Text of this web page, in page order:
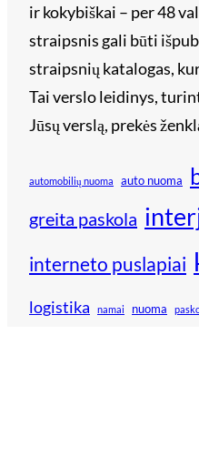
ir kokybiškai – per 48
straipsnis gali būti
straipsnių katalogas,
Tai verslo leidinys,
Jūsų verslą, prekės
automobilių nuoma auto nuoma
greita paskola
interneto puslapiai
logistika namai nuoma